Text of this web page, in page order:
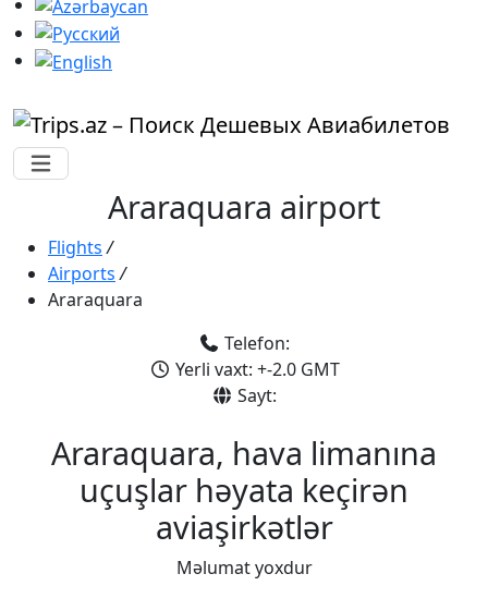
Araraquara airport
Flights /
Airports /
Araraquara
Telefon:
Yerli vaxt: +-2.0 GMT
Sayt:
Araraquara, hava limanına
uçuşlar həyata keçirən
aviaşirkətlər
Məlumat yoxdur